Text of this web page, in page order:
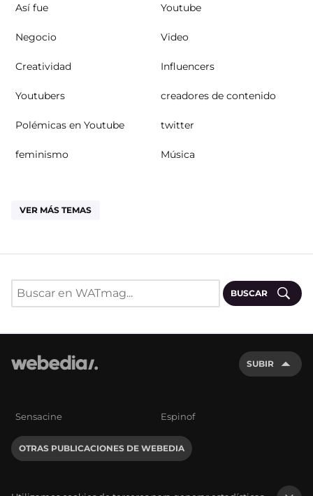
Así fue Youtube
Negocio Video
Creatividad Influencers
Youtubers creadores de contenido
Polémicas en Youtube twitter
feminismo Música
VER MÁS TEMAS
BUSCAR
SUBIR
Sensacine Espinof
OTRAS PUBLICACIONES DE WEBEDIA